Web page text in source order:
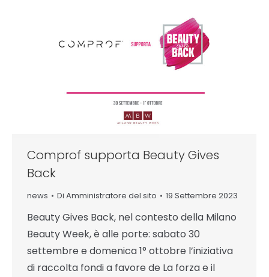
Comprof supporta Beauty Gives
Back
news Di Amministratore del sito 19 Settembre 2023
Beauty Gives Back, nel contesto della Milano
Beauty Week, è alle porte: sabato 30
settembre e domenica 1° ottobre l’iniziativa
di raccolta fondi a favore de La forza e il